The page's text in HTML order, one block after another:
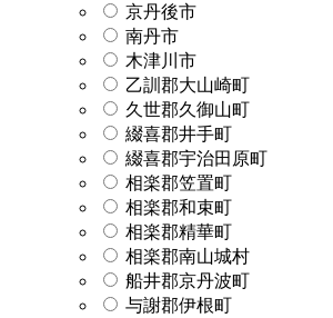
京丹後市
南丹市
木津川市
乙訓郡大山崎町
久世郡久御山町
綴喜郡井手町
綴喜郡宇治田原町
相楽郡笠置町
相楽郡和束町
相楽郡精華町
相楽郡南山城村
船井郡京丹波町
与謝郡伊根町